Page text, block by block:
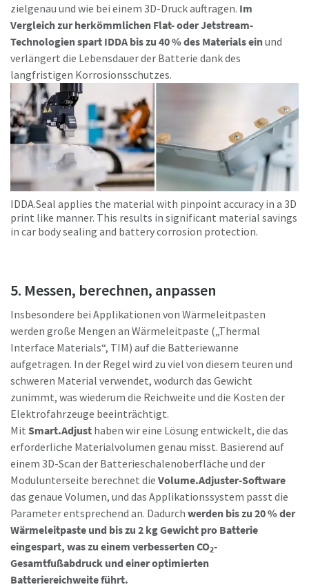
zielgenau und wie bei einem 3D-Druck auftragen. Im
Vergleich zur herkömmlichen Flat- oder Jetstream-
Technologien spart IDDA bis zu 40 % des Materials einund
verlängert die Lebensdauer der Batterie dank des
langfristigen Korrosionsschutzes.
IDDA.Seal applies the material with pinpoint accuracy in a 3D
print like manner. This results in significant material savings
in car body sealing and battery corrosion protection.
5. Messen, berechnen, anpassen
Insbesondere bei Applikationen von Wärmeleitpasten
werden große Mengen an Wärmeleitpaste („Thermal
Interface Materials“, TIM) auf die Batteriewanne
aufgetragen. In der Regel wird zu viel von diesem teuren und
schweren Material verwendet, wodurch das Gewicht
zunimmt, was wiederum die Reichweite und die Kosten der
Elektrofahrzeuge beeinträchtigt.
Mit Smart.Adjust haben wir eine Lösung entwickelt, die das
erforderliche Materialvolumen genau misst. Basierend auf
einem 3D-Scan der Batterieschalenoberfläche und der
Modulunterseite berechnet die Volume.Adjuster-Software
das genaue Volumen, und das Applikationssystem passt die
Parameter entsprechend an. Dadurch werden bis zu 20 % der
Wärmeleitpaste und bis zu 2 kg Gewicht pro Batterie
eingespart, was zu einem verbesserten CO2-
Gesamtfußabdruck und einer optimierten
Batteriereichweite führt.